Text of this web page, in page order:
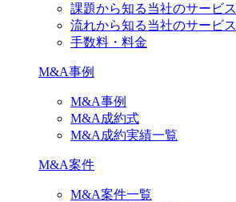
課題から知る当社のサービス
流れから知る当社のサービス
手数料・料金
M&A事例
M&A事例
M&A成約式
M&A成約実績一覧
M&A案件
M&A案件一覧